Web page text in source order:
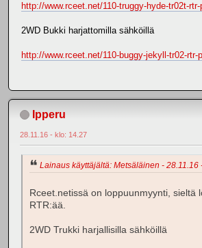
http://www.rceet.net/110-truggy-hyde-tr02t-rtr-
2WD Bukki harjattomilla sähköillä
http://www.rceet.net/110-buggy-jekyll-tr02-rtr-
Ipperu
28.11.16 - klo: 14.27
Lainaus käyttäjältä: Metsäläinen - 28.11.16
Rceet.netissä on loppuunmyynti, sieltä
RTR:ää.
2WD Trukki harjallisilla sähköillä